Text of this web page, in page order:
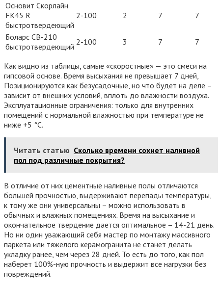
Основит Скорлайн
FK45 R
быстротвердеющий
2-100 2 7 7
Боларс СВ-210
быстротвердеющий 2-100 3 7 7
Как видно из таблицы, самые «скоростные» — это смеси на
гипсовой основе. Время высыхания не превышает 7 дней,
Позиционируются как безусадочные, но что будет на деле –
зависит от внешних условий, вплоть до влажности воздуха.
Эксплуатационные ограничения: только для внутренних
помещений с нормальной влажностью при температуре не
ниже +5 °С.
Читать статью Сколько времени сохнет наливной
пол под различные покрытия?
В отличие от них цементные наливные полы отличаются
большей прочностью, выдерживают перепады температуры,
к тому же они универсальны – можно использовать в
обычных и влажных помещениях. Время на высыхание и
окончательное твердение дается оптимальное – 14-21 день.
Но ни один уважающий себя мастер по монтажу массивного
паркета или тяжелого керамогранита не станет делать
укладку ранее, чем через 28 дней. То есть до того, как пол
наберет 100%-ную прочность и выдержит все нагрузки без
повреждений.